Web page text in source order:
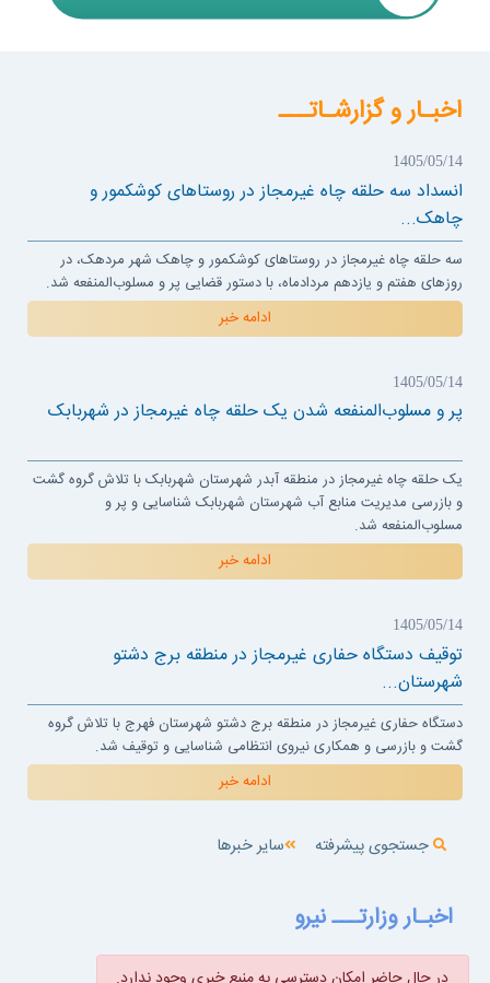
اخبـار و گزارشـاتـــ
1405/05/14
انسداد سه حلقه چاه غیرمجاز در روستاهای کوشکمور و
چاهک...
سه حلقه چاه غیرمجاز در روستاهای کوشکمور و چاهک شهر مردهک، در
روزهای هفتم و یازدهم مردادماه، با دستور قضایی پر و مسلوب‌المنفعه شد.
ادامه خبر
1405/05/14
پر و مسلوب‌المنفعه شدن یک حلقه چاه غیرمجاز در شهربابک
یک حلقه چاه غیرمجاز در منطقه آبدر شهرستان شهربابک با تلاش گروه گشت
و بازرسی مدیریت منابع آب شهرستان شهربابک شناسایی و پر و
مسلوب‌المنفعه شد.
ادامه خبر
1405/05/14
توقیف دستگاه حفاری غیرمجاز در منطقه برج دشتو
شهرستان...
دستگاه حفاری غیرمجاز در منطقه برج دشتو شهرستان فهرج با تلاش گروه
گشت و بازرسی و همکاری نیروی انتظامی شناسایی و توقیف شد.
ادامه خبر
جستجوی پیشرفته سایر خبرها
اخبـار وزارتـــ نیرو